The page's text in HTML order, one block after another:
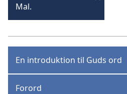
Malakias
Mal.
En introduktion til Guds ord
Forord